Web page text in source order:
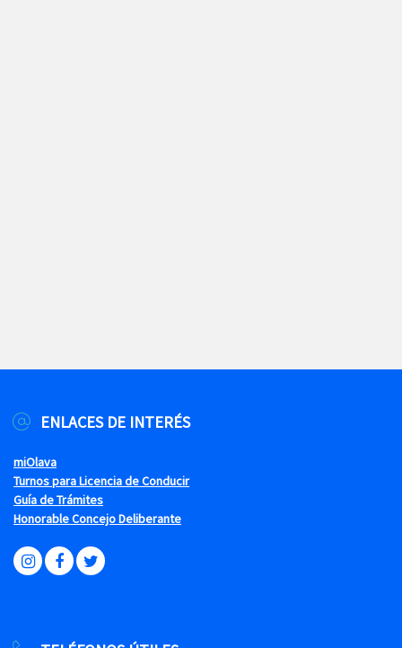
ENLACES DE INTERÉS
miOlava
Turnos para Licencia de Conducir
Guía de Trámites
Honorable Concejo Deliberante